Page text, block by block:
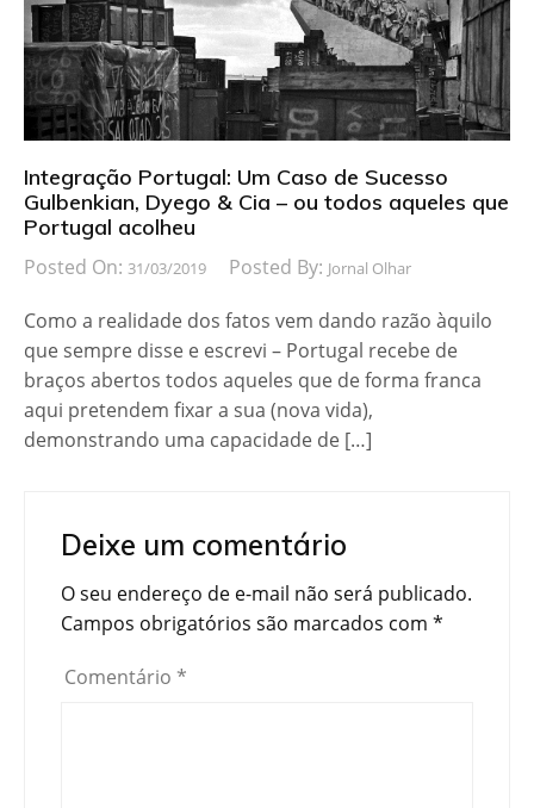
Integração Portugal: Um Caso de Sucesso
Gulbenkian, Dyego & Cia – ou todos aqueles que
Portugal acolheu
Posted On: 31/03/2019 Posted By: Jornal Olhar
Como a realidade dos fatos vem dando razão àquilo
que sempre disse e escrevi – Portugal recebe de
braços abertos todos aqueles que de forma franca
aqui pretendem fixar a sua (nova vida),
demonstrando uma capacidade de […]
Deixe um comentário
O seu endereço de e-mail não será publicado.
Campos obrigatórios são marcados com *
Comentário *